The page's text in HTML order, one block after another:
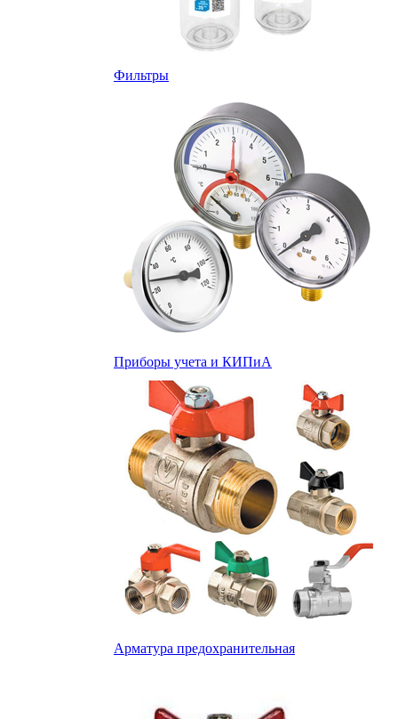
Фильтры
Приборы учета и КИПиА
Арматура предохранительная